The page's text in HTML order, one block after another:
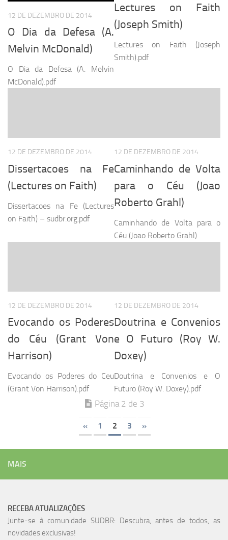
12 DE DEZEMBRO DE 2014
O Dia da Defesa (A.
Melvin McDonald)
O Dia da Defesa (A. Melvin
McDonald).pdf
Lectures on Faith
(Joseph Smith)
Lectures on Faith (Joseph
Smith).pdf
12 DE DEZEMBRO DE 2014
Dissertacoes na Fe
(Lectures on Faith)
Dissertacoes na Fe (Lectures
on Faith) – sudbr.org.pdf
12 DE DEZEMBRO DE 2014
Caminhando de Volta
para o Céu (Joao
Roberto Grahl)
Caminhando de Volta para o
Céu (Joao Roberto Grahl)
12 DE DEZEMBRO DE 2014
Evocando os Poderes
do Céu (Grant Von
Harrison)
Evocando os Poderes do Ceu
(Grant Von Harrison).pdf
12 DE DEZEMBRO DE 2014
Doutrina e Convenios
e O Futuro (Roy W.
Doxey)
Doutrina e Convenios e O
Futuro (Roy W. Doxey).pdf
Página 2 de 3
« 1 2 3 »
MAIS
RECEBA ATUALIZAÇÔES
Junte-se à comunidade SUDBR: Descubra, antes de todos, as
novidades exclusivas!